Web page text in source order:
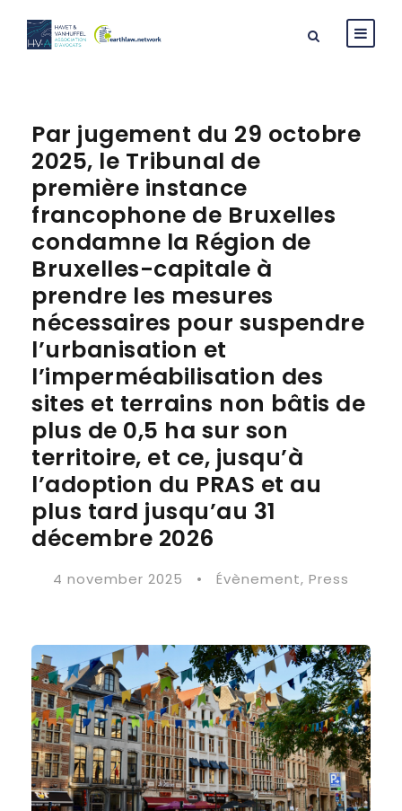
Par jugement du 29 octobre
2025, le Tribunal de
première instance
francophone de Bruxelles
condamne la Région de
Bruxelles-capitale à
prendre les mesures
nécessaires pour suspendre
l’urbanisation et
l’imperméabilisation des
sites et terrains non bâtis de
plus de 0,5 ha sur son
territoire, et ce, jusqu’à
l’adoption du PRAS et au
plus tard jusqu’au 31
décembre 2026
4 november 2025 • Évènement, Press